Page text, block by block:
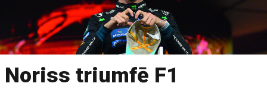
Noriss triumfē F1